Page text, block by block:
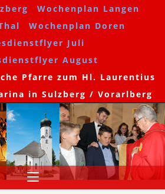
Wochenplan Langen
Wochenplan Doren
Juli
August
Pfarre zum Hl. Laurentius
in Sulzberg / Vorarlberg